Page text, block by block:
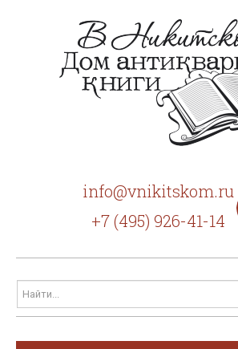
info@vnikitskom.ru
+7 (495) 926-41-14